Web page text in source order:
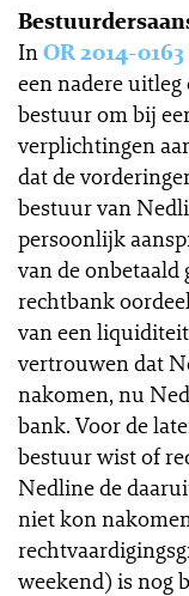
InOR 2014-0163
een nadere
bestuur om bij
verplichtingen
dat de
bestuur van
persoonlijk
van de onbetaald
rechtbank
van een
vertrouwen dat
nakomen, nu
bank. Voor de
bestuur wist of
Nedline de
niet kon
weekend) is nog